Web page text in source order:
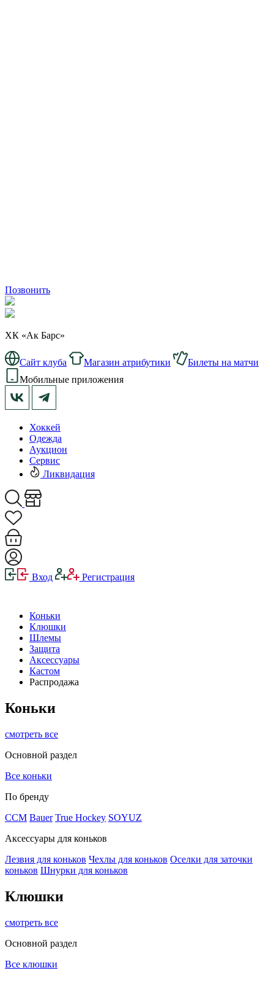
Позвонить
ХК «Ак Барс»
Сайт клуба Магазин атрибутики
Билеты на матчи
Мобильные приложения
Хоккей
Одежда
Аукцион
Сервис
Ликвидация
Вход Регистрация
Коньки
Клюшки
Шлемы
Защита
Аксессуары
Кастом
Распродажа
Коньки
смотреть все
Основной раздел
Все коньки
По бренду
ССМ Bauer True Hockey SOYUZ
Аксессуары для коньков
Лезвия для коньков Чехлы для коньков Оселки для заточки
коньков Шнурки для коньков
Клюшки
смотреть все
Основной раздел
Все клюшки